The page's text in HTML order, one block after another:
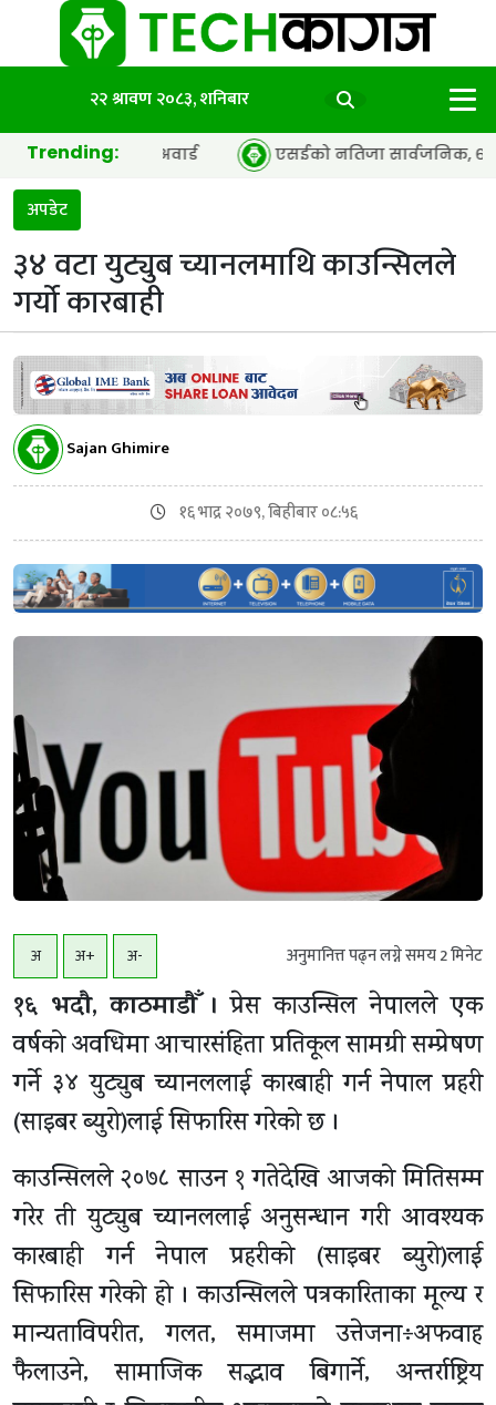
२२ श्रावण २०८३, शनिबार
Trending:
द इयर’ अवार्ड एसईको नतिजा सार्वजनिक, ६५.९८ प्रतिशत
अपडेट
३४ वटा युट्युब च्यानलमाथि काउन्सिलले
गर्यो कारबाही
Sajan Ghimire
१६ भाद्र २०७९, बिहीबार ०८:५६
अ अ+ अ- अनुमानित्त पढ्न लग्ने समय2मिनेट
१६ भदाै, काठमाडाैँ । प्रेस काउन्सिल नेपालले एक
वर्षको अवधिमा आचारसंहिता प्रतिकूल सामग्री सम्प्रेषण
गर्ने ३४ युट्युब च्यानललाई कारबाही गर्न नेपाल प्रहरी
(साइबर ब्युरो)लाई सिफारिस गरेको छ ।
काउन्सिलले २०७८ साउन १ गतेदेखि आजको मितिसम्म
गरेर ती युट्युब च्यानललाई अनुसन्धान गरी आवश्यक
कारबाही गर्न नेपाल प्रहरीको (साइबर ब्युरो)लाई
सिफारिस गरेको हो । काउन्सिलले पत्रकारिताका मूल्य र
मान्यताविपरीत, गलत, समाजमा उत्तेजना÷अफवाह
फैलाउने, सामाजिक सद्भाव बिगार्ने, अन्तर्राष्ट्रिय